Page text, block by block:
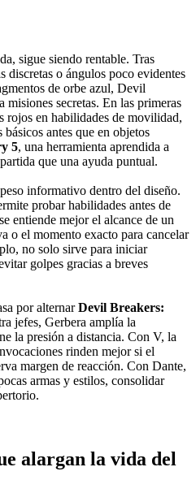
sigue siendo rentable. Tras
discretas o ángulos poco evidentes
de orbe azul, Devil
misiones secretas. En las primeras
rojos en habilidades de movilidad,
antes que en objetos
5, una herramienta aprendida a
que una ayuda puntual.
informativo dentro del diseño.
probar habilidades antes de
entiende mejor el alcance de un
o el momento exacto para cancelar
no solo sirve para iniciar
golpes gracias a breves
por alternarDevil Breakers:
jefes, Gerbera amplía la
la presión a distancia. Con V, la
rinden mejor si el
margen de reacción. Con Dante,
armas y estilos, consolidar
alargan la vida del